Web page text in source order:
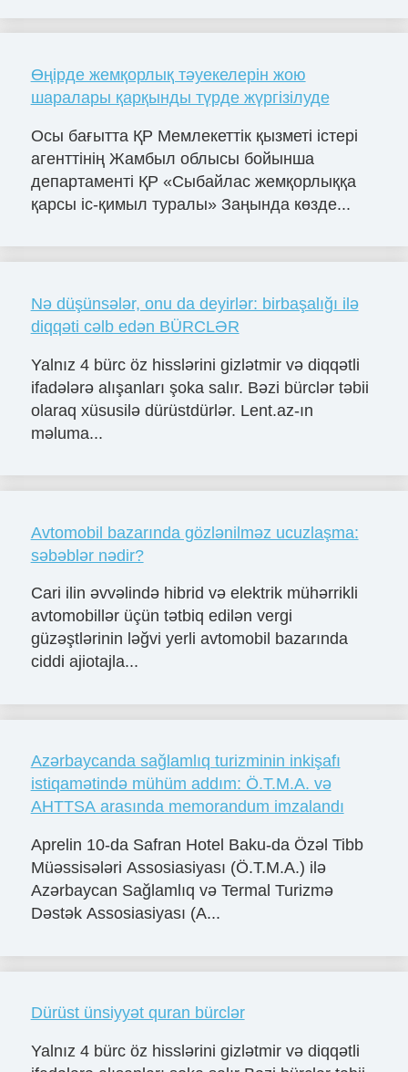
Өңірде жемқорлық тәуекелерін жою
шаралары қарқынды түрде жүргізілуде
Осы бағытта ҚР Мемлекеттік қызметі істері
агенттінің Жамбыл облысы бойынша
департаменті ҚР «Сыбайлас жемқорлыққа
қарсы іс-қимыл туралы» Заңында көзде...
Nə düşünsələr, onu da deyirlər: birbaşalığı ilə
diqqəti cəlb edən BÜRCLƏR
Yalnız 4 bürc öz hisslərini gizlətmir və diqqətli
ifadələrə alışanları şoka salır. Bəzi bürclər təbii
olaraq xüsusilə dürüstdürlər. Lent.az-ın
məluma...
Avtomobil bazarında gözlənilməz ucuzlaşma:
səbəblər nədir?
Cari ilin əvvəlində hibrid və elektrik mühərrikli
avtomobillər üçün tətbiq edilən vergi
güzəştlərinin ləğvi yerli avtomobil bazarında
ciddi ajiotajla...
Azərbaycanda sağlamlıq turizminin inkişafı
istiqamətində mühüm addım: Ö.T.M.A. və
AHTTSA arasında memorandum imzalandı
Aprelin 10-da Safran Hotel Baku-da Özəl Tibb
Müəssisələri Assosiasiyası (Ö.T.M.A.) ilə
Azərbaycan Sağlamlıq və Termal Turizmə
Dəstək Assosiasiyası (A...
Dürüst ünsiyyət quran bürclər
Yalnız 4 bürc öz hisslərini gizlətmir və diqqətli